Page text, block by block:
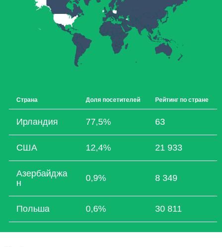
Страна Доля посетителей Рейтинг по стране
Ирландия 77,5% 63
США 12,4% 21 933
Азербайджа
н
0,9% 8 349
Польша 0,6% 30 811